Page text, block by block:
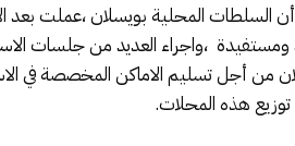
أن السلطات المحلية بويسلان ،عملت بعد
مستفيد ومستفيدة ،واجراء العديد من
أجل تسليم الاماكن المخصصة في
هذه المحلات.